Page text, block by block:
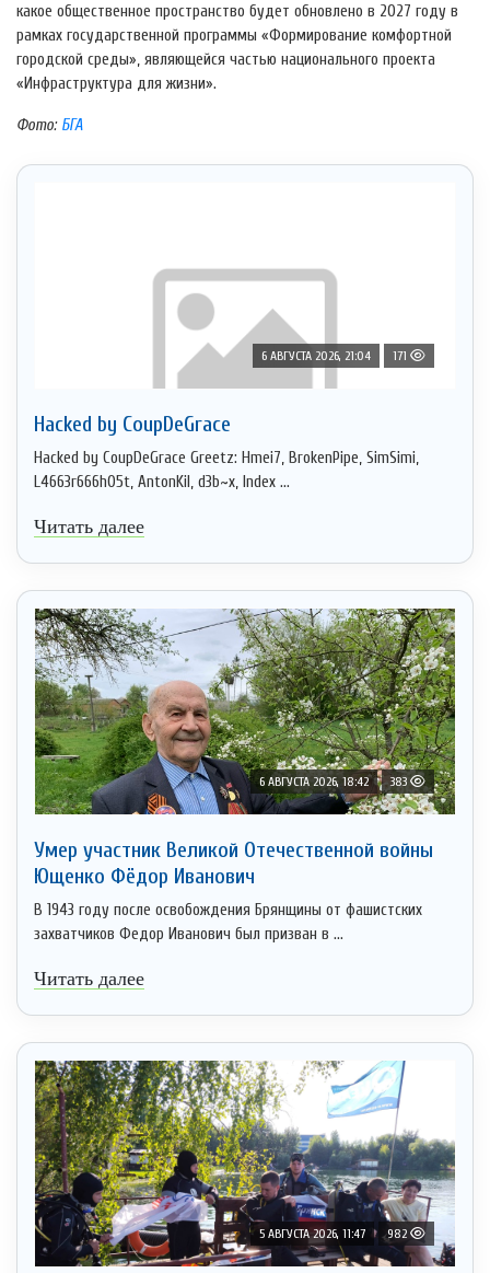
какое общественное пространство будет обновлено в 2027 году в
рамках государственной программы «Формирование комфортной
городской среды», являющейся частью национального проекта
«Инфраструктура для жизни».
Фото: БГА
6 АВГУСТА 2026, 21:04 171
Hacked by CoupDeGrace
Hacked by CoupDeGrace Greetz: Hmei7, BrokenPipe, SimSimi,
L4663r666h05t, AntonKil, d3b~x, Index ...
Читать далее
6 АВГУСТА 2026, 18:42 383
Умер участник Великой Отечественной войны
Ющенко Фёдор Иванович
В 1943 году после освобождения Брянщины от фашистских
захватчиков Федор Иванович был призван в ...
Читать далее
5 АВГУСТА 2026, 11:47 982